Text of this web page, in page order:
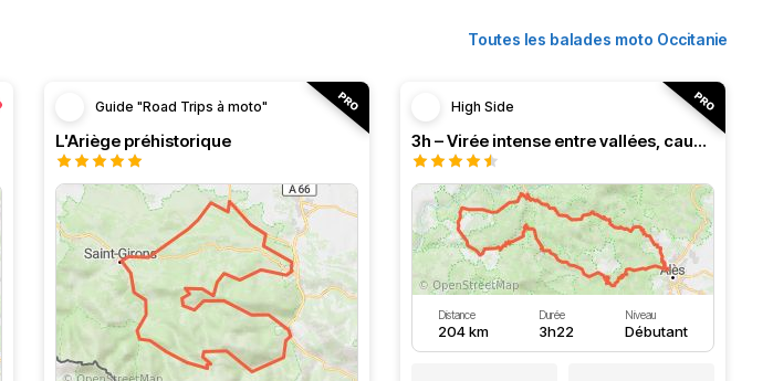
Toutes les balades moto Occitanie
Guide "Road Trips à moto"
L'Ariège préhistorique
High Side
3h – Virée intense entre vallées, causses et monts (HSRF24)
Distance
204 km
Durée
3h22
Niveau
Débutant